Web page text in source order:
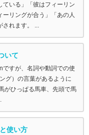
ている」「彼はフィーリン
リングが合う」「あの人
されます。 ...
いて
ですが、名詞や動詞での使
グ）の言葉があるように
がひっぱる馬車、先頭で馬
使い方